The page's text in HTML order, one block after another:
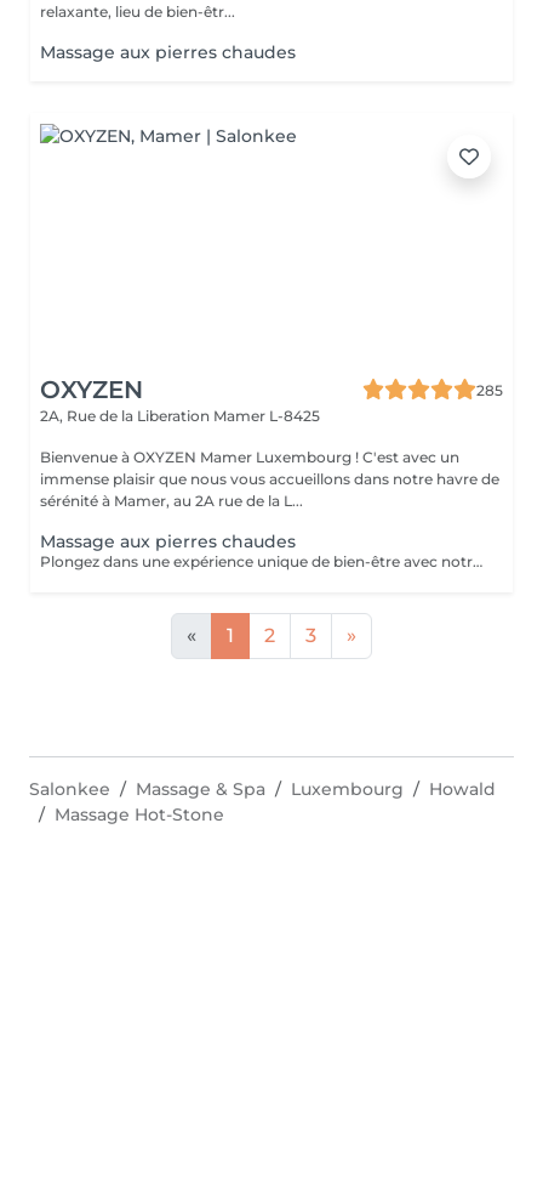
relaxante, lieu de bien-êtr...
Massage aux pierres chaudes
OXYZEN
285
2A, Rue de la Liberation Mamer L-8425
Bienvenue à OXYZEN Mamer Luxembourg ! C'est avec un
immense plaisir que nous vous accueillons dans notre havre de
sérénité à Mamer, au 2A rue de la L...
Massage aux pierres chaudes
Plongez dans une expérience unique de bien-être avec notre massage aux pierres chaudes. Cette pratique traditionnelle repose sur l'utilisation de pierres de basalte chauffées dans un bain d'eau chaude à température constante. Ces pierres sont ensuite utilisées pour induire des effets physiologiques de détente et de détoxification pendant le massage. Allongé(e) sur les pierres, enveloppé(e) dans un drap adapté à votre morphologie, vous ressentirez une chaleur enveloppante, une véritable sensation de mini-sauna, idéale pour vous réchauffer en hiver. Ce soin unique vous plongera dans une expérience sensorielle exceptionnelle, combinant des sensations contrastées, des stimuli répétés et une profonde relaxation. Le massage aux pierres chaudes diffère considérablement des massages manuels traditionnels, offrant une expérience inoubliable. Soins proposé uniquement de fin octobre à Mars afin de pouvoir bénéficier de tous les bienfaits de celui-ci Pour prolonger ces moments de bien-être, nous vous invitons à découvrir nos cartes FORFAITS, conçues pour vous offrir des avantages exclusifs. Pour plus d'informations, visitez notre page Forfaits. Parfait aussi comme idée cadeau sur mesure. Pour en savoir plus, cliquez ici : https://www.oxyzen.lu Veuillez noter que ce massage est déconseillé aux femmes enceintes. Avertissement : Nos soins sont dédiés au bien-être et à la relaxation. Ils ne remplacent pas un suivi médical et ne relèvent pas de la kinésithérapie.
« 1 2 3 »
Salonkee Massage & Spa Luxembourg
Howald
Massage Hot-Stone